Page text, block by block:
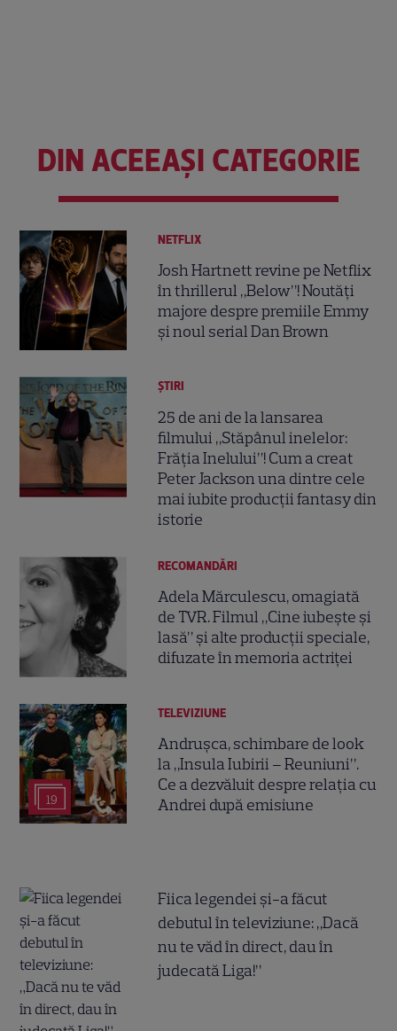
DIN ACEEAȘI CATEGORIE
NETFLIX
Josh Hartnett revine pe Netflix
în thrillerul „Below”! Noutăți
majore despre premiile Emmy
și noul serial Dan Brown
ȘTIRI
25 de ani de la lansarea
filmului „Stăpânul inelelor:
Frăția Inelului”! Cum a creat
Peter Jackson una dintre cele
mai iubite producții fantasy din
istorie
RECOMANDĂRI
Adela Mărculescu, omagiată
de TVR. Filmul „Cine iubește și
lasă” și alte producții speciale,
difuzate în memoria actriței
19
TELEVIZIUNE
Andrușca, schimbare de look
la „Insula Iubirii – Reuniuni”.
Ce a dezvăluit despre relația cu
Andrei după emisiune
Fiica legendei și-a făcut
debutul în televiziune: „Dacă
nu te văd în direct, dau în
judecată Liga!”